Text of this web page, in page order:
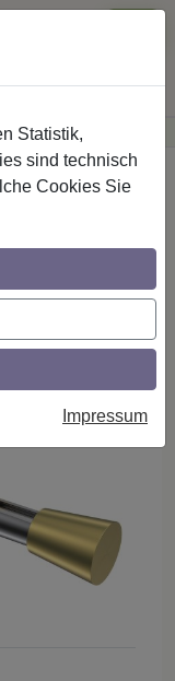
· Sichere Zahlung
/ Metall
aus
Ø, 1-läufig,
/ Messing-
Statistik,
sind technisch
Cookies Sie
Impressum